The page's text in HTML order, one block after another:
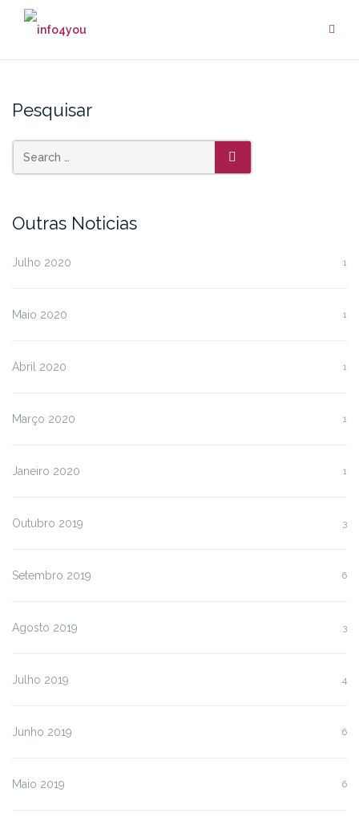
Pesquisar
SEARCH
Outras Noticias
Julho 2020 1
Maio 2020 1
Abril 2020 1
Março 2020 1
Janeiro 2020 1
Outubro 2019 3
Setembro 2019 6
Agosto 2019 3
Julho 2019 4
Junho 2019 6
Maio 2019 6